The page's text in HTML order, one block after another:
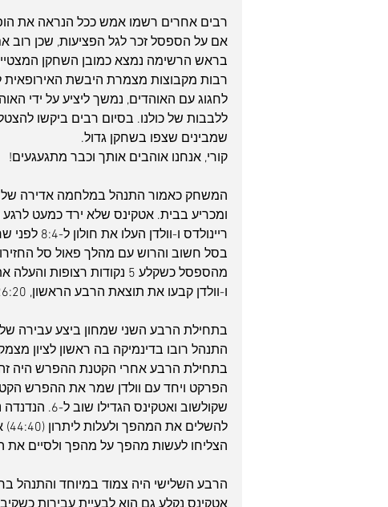
רבים אחרים רשמו אמש ככל הנראה את
אם על הספסל זכר לגל הפציעות, שכן רוב
רבות מקבוצות מצמרת היבשת
לחגוג עם האוהדים, נמשך ליציע על ידי
ללבבות של כולנו. בסיום רבים ביקשו
שמבינים שצפו בשחקן גדול.
קורי, אנחנו אוהבים אותך וכבר מתגעגעים!
המשחק כאמור התנהל במלחמה אדירה
ומכריע בבית. אטקינס שלא ירד כמעט
בסל חשוב והרוש עם מהלך פאול סל החזירו
ו-וולדן קבעו את תוצאת הרבע הראשון, 26:20 לחולוניה.
בתחילת הרבע השני שמחון ביצע עבירה
התנהל רובו בדינמיקה בה ראשון לציון
בתחילת הרבע אחרי הקטנת ההפרש היה זה
שקולשוב
הצליחו לעשות מהפך על מהפך ולסיים את